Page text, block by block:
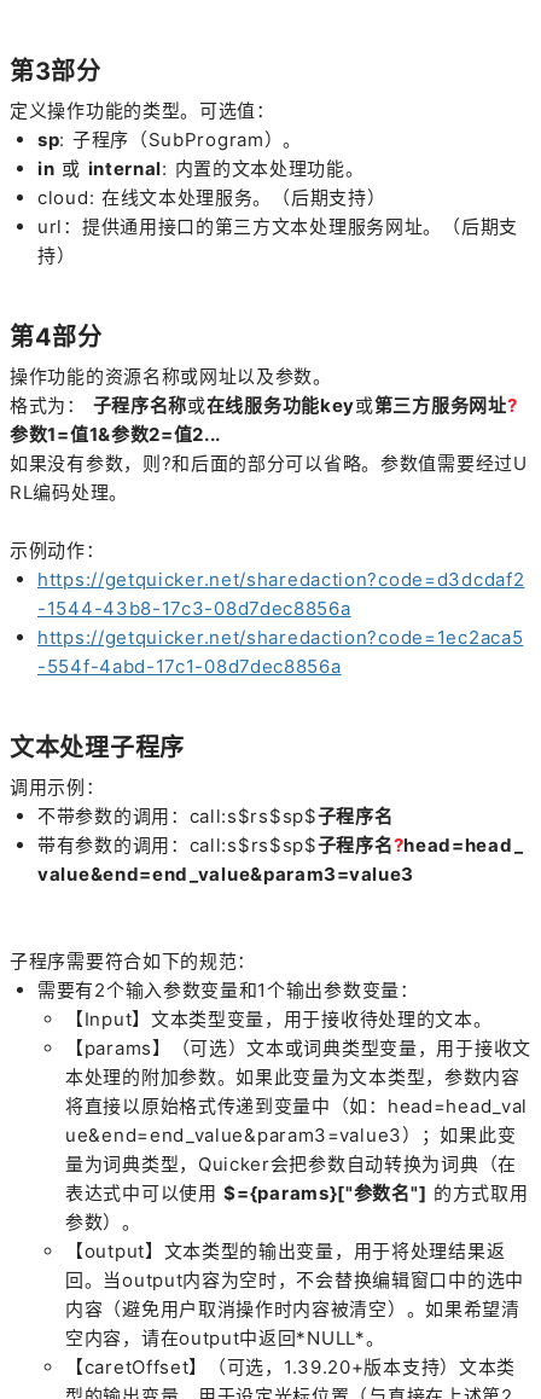
第3部分
定义操作功能的类型。可选值：
sp: 子程序（SubProgram）。
in 或 internal: 内置的文本处理功能。
cloud: 在线文本处理服务。（后期支持）
url：提供通用接口的第三方文本处理服务网址。（后期支
持）
第4部分
操作功能的资源名称或网址以及参数。
格式为： 子程序名称或在线服务功能key或第三方服务网址?
参数1=值1&参数2=值2...
如果没有参数，则?和后面的部分可以省略。参数值需要经过U
RL编码处理。
示例动作：
https://getquicker.net/sharedaction?code=d3dcdaf2
-1544-43b8-17c3-08d7dec8856a
https://getquicker.net/sharedaction?code=1ec2aca5
-554f-4abd-17c1-08d7dec8856a
文本处理子程序
调用示例：
不带参数的调用：call:s$rs$sp$子程序名
带有参数的调用： call:s$rs$sp$子程序名?head=head_
value&end=end_value&param3=value3
子程序需要符合如下的规范：
需要有2个输入参数变量和1个输出参数变量：
【Input】文本类型变量，用于接收待处理的文本。
【params】（可选）文本或词典类型变量，用于接收文
本处理的附加参数。如果此变量为文本类型，参数内容
将直接以原始格式传递到变量中（如：head=head_val
ue&end=end_value&param3=value3）；如果此变
量为词典类型，Quicker会把参数自动转换为词典（在
表达式中可以使用$={params}["参数名"] 的方式取用
参数）。
【output】文本类型的输出变量，用于将处理结果返
回。当output内容为空时，不会替换编辑窗口中的选中
内容（避免用户取消操作时内容被清空）。如果希望清
空内容，请在output中返回*NULL*。
【caretOffset】（可选，1.39.20+版本支持）文本类